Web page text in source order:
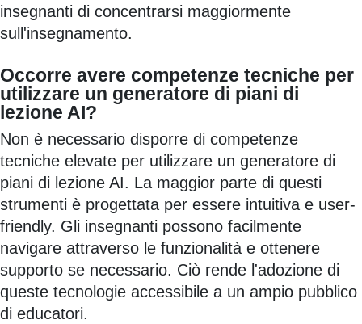
insegnanti di concentrarsi maggiormente
sull'insegnamento.
Occorre avere competenze tecniche per
utilizzare un generatore di piani di
lezione AI?
Non è necessario disporre di competenze
tecniche elevate per utilizzare un generatore di
piani di lezione AI. La maggior parte di questi
strumenti è progettata per essere intuitiva e user-
friendly. Gli insegnanti possono facilmente
navigare attraverso le funzionalità e ottenere
supporto se necessario. Ciò rende l'adozione di
queste tecnologie accessibile a un ampio pubblico
di educatori.